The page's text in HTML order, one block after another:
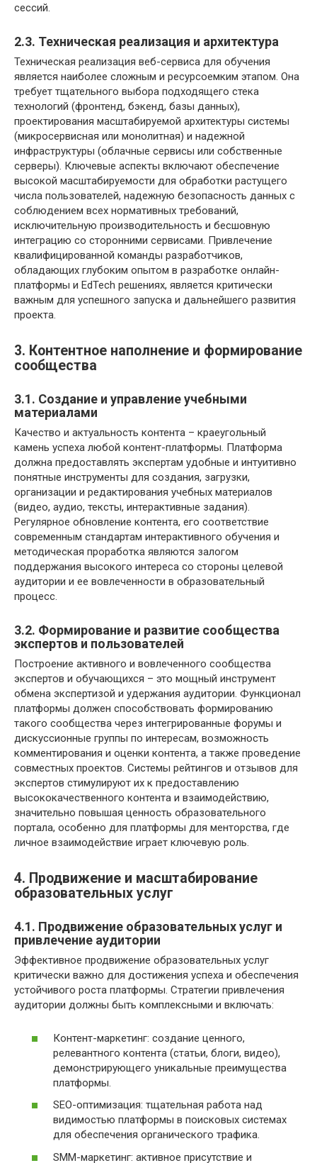
сессий.
2.3. Техническая реализация и архитектура
Техническая реализация веб-сервиса для обучения
является наиболее сложным и ресурсоемким этапом. Она
требует тщательного выбора подходящего стека
технологий (фронтенд, бэкенд, базы данных),
проектирования масштабируемой архитектуры системы
(микросервисная или монолитная) и надежной
инфраструктуры (облачные сервисы или собственные
серверы). Ключевые аспекты включают обеспечение
высокой масштабируемости для обработки растущего
числа пользователей, надежную безопасность данных с
соблюдением всех нормативных требований,
исключительную производительность и бесшовную
интеграцию со сторонними сервисами. Привлечение
квалифицированной команды разработчиков,
обладающих глубоким опытом в разработке онлайн-
платформы и EdTech решениях, является критически
важным для успешного запуска и дальнейшего развития
проекта.
3. Контентное наполнение и формирование
сообщества
3.1. Создание и управление учебными
материалами
Качество и актуальность контента – краеугольный
камень успеха любой контент-платформы. Платформа
должна предоставлять экспертам удобные и интуитивно
понятные инструменты для создания, загрузки,
организации и редактирования учебных материалов
(видео, аудио, тексты, интерактивные задания).
Регулярное обновление контента, его соответствие
современным стандартам интерактивного обучения и
методическая проработка являются залогом
поддержания высокого интереса со стороны целевой
аудитории и ее вовлеченности в образовательный
процесс.
3.2. Формирование и развитие сообщества
экспертов и пользователей
Построение активного и вовлеченного сообщества
экспертов и обучающихся – это мощный инструмент
обмена экспертизой и удержания аудитории. Функционал
платформы должен способствовать формированию
такого сообщества через интегрированные форумы и
дискуссионные группы по интересам, возможность
комментирования и оценки контента, а также проведение
совместных проектов. Системы рейтингов и отзывов для
экспертов стимулируют их к предоставлению
высококачественного контента и взаимодействию,
значительно повышая ценность образовательного
портала, особенно для платформы для менторства, где
личное взаимодействие играет ключевую роль.
4. Продвижение и масштабирование
образовательных услуг
4.1. Продвижение образовательных услуг и
привлечение аудитории
Эффективное продвижение образовательных услуг
критически важно для достижения успеха и обеспечения
устойчивого роста платформы. Стратегии привлечения
аудитории должны быть комплексными и включать:
Контент-маркетинг: создание ценного,
релевантного контента (статьи, блоги, видео),
демонстрирующего уникальные преимущества
платформы.
SEO-оптимизация: тщательная работа над
видимостью платформы в поисковых системах
для обеспечения органического трафика.
SMM-маркетинг: активное присутствие и